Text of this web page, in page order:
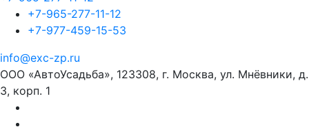
+7-965-277-11-12
+7-977-459-15-53
info@exc-zp.ru
ООО «АвтоУсадьба», 123308, г. Москва, ул. Мнёвники, д.
3, корп. 1